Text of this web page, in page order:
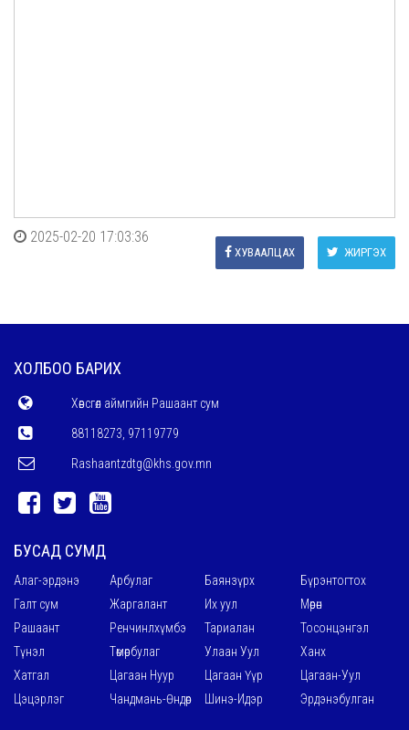
2025-02-20 17:03:36
ЖИРГЭХ
ХУВААЛЦАХ
ХОЛБОО БАРИХ
Хөвсгөл аймгийн Рашаант сум
88118273, 97119779
Rashaantzdtg@khs.gov.mn
БУСАД СУМД
Алаг-эрдэнэ Арбулаг Баянзүрх
Бүрэнтогтох
Галт сум
Жаргалант Их уул
Мөрөн
Рашаант
Ренчинлхүмбэ Тариалан
Тосонцэнгэл
Түнэл
Төмөрбулаг Улаан Уул
Ханх
Хатгал
Цагаан Нуур Цагаан Үүр
Цагаан-Уул
Цэцэрлэг
Чандмань-Өндөр Шинэ-Идэр Эрдэнэбулган